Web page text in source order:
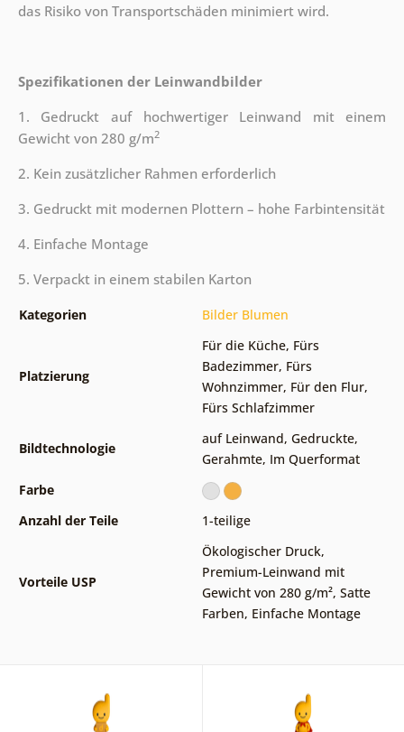
das Risiko von Transportschäden minimiert wird.
Spezifikationen der Leinwandbilder
1. Gedruckt auf hochwertiger Leinwand mit einem
Gewicht von 280 g/m2
2. Kein zusätzlicher Rahmen erforderlich
3. Gedruckt mit modernen Plottern – hohe Farbintensität
4. Einfache Montage
5. Verpackt in einem stabilen Karton
Kategorien Bilder Blumen
Platzierung
Für die Küche, Fürs
Badezimmer, Fürs
Wohnzimmer, Für den Flur,
Fürs Schlafzimmer
Bildtechnologie
auf Leinwand, Gedruckte,
Gerahmte, Im Querformat
Farbe
Anzahl der Teile
1-teilige
Vorteile USP
Ökologischer Druck,
Premium-Leinwand mit
Gewicht von 280 g/m², Satte
Farben, Einfache Montage